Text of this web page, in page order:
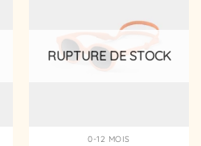
liste
RUPTURE DE STOCK
0-12 MOIS